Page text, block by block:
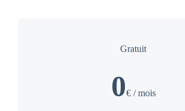
Gratuit
0€ / mois